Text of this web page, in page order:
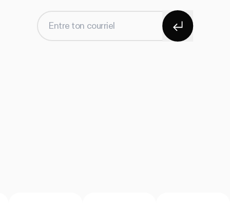
Entre ton courriel S'abonner